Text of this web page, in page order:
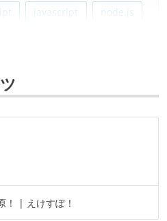
javascript node.js
！ | えけすぽ！